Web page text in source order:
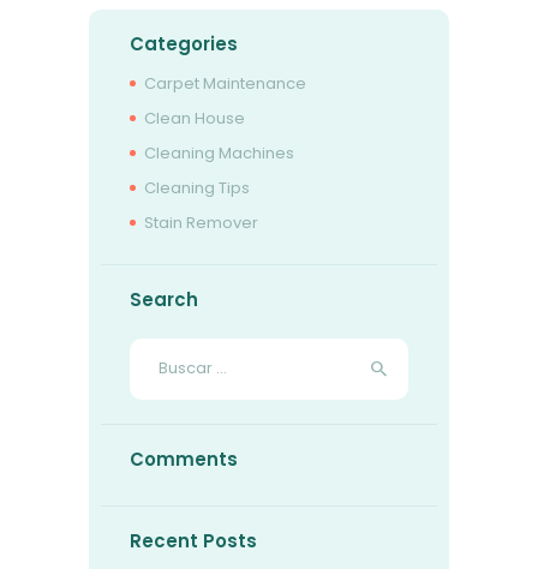
Categories
Carpet Maintenance
Clean House
Cleaning Machines
Cleaning Tips
Stain Remover
Search
Buscar:
Comments
Recent Posts